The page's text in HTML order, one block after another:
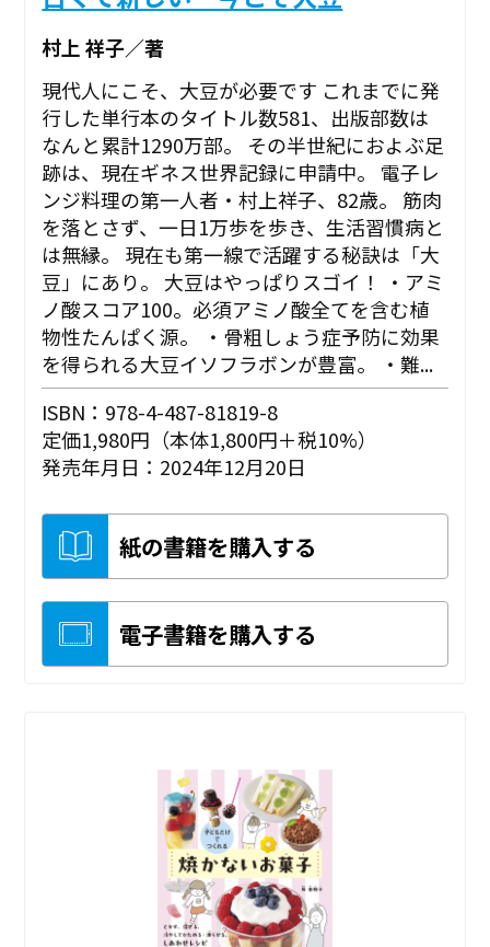
村上 祥子／著
現代人にこそ、大豆が必要です これまでに発
行した単行本のタイトル数581、出版部数は
なんと累計1290万部。 その半世紀におよぶ足
跡は、現在ギネス世界記録に申請中。 電子レ
ンジ料理の第一人者・村上祥子、82歳。 筋肉
を落とさず、一日1万歩を歩き、生活習慣病と
は無縁。 現在も第一線で活躍する秘訣は「大
豆」にあり。 大豆はやっぱりスゴイ！ ・アミ
ノ酸スコア100。必須アミノ酸全てを含む植
物性たんぱく源。 ・骨粗しょう症予防に効果
を得られる大豆イソフラボンが豊富。 ・難...
ISBN：978-4-487-81819-8
定価1,980円（本体1,800円＋税10%）
発売年月日：2024年12月20日
紙の書籍を購入する
電子書籍を購入する